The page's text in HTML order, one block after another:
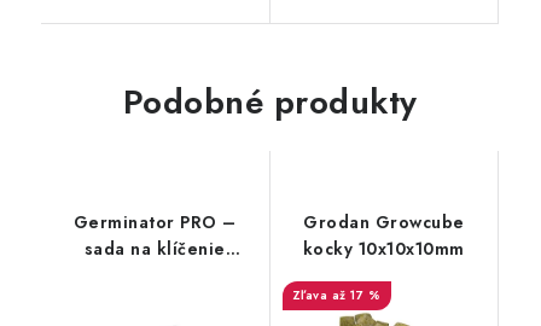
Podobné produkty
Germinator PRO –
sada na klíčenie
Grodan Growcube
kocky 10x10x10mm
až 17 %